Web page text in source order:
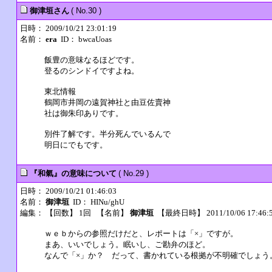
御津垣さん ( No.30 )
日時： 2009/10/21 23:01:19
名前： eraID： bwcaUoas
飯豊の意味なるほどです。
登るのシンドイですよね。
東北情報
鶴岡市井岡の遠賀神社と由豆佐賣神
社は御朱印ありです。
別件了解です。半分死んでいるんで
明日にでもです。
『和氣』の意味について ( No.29 )
日時： 2009/10/21 01:46:03
名前： 御津垣ID： HINu/ghU
編集：
【回数】 1回 【名前】 御津垣【最終日時】 2011/10/06
ｗｅｂからの参照だけだと、レポートは「×」ですが。
まあ、いいでしょう。眠いし、ご勘弁のほど。
なんで「×」か？ だって、書かれている根拠が不明確でしょう